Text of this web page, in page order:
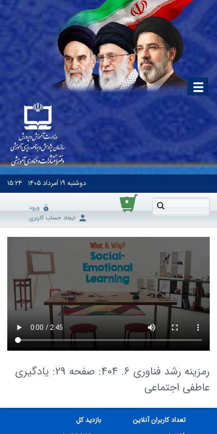
دوشنبه ۱۹ اَمرداد ۱۴۰۵ ۱۵:۲۴
۰
ورود
ایجاد حساب کاربری
رمزینه رشد فناوری 6. 404: صفحه 29: یادگیری
عاطفی اجتماعی
تعداد کاربران آنلاین
بازدید کل